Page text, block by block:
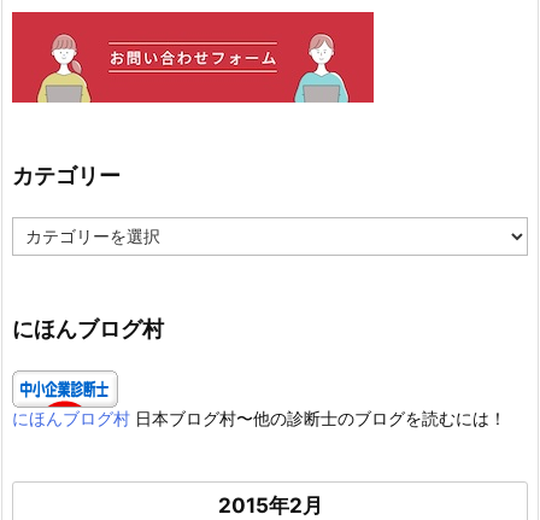
カテゴリー
テ
ー
にほんブログ村
にほんブログ村 日本ブログ村〜他の診断士のブログを読むには！
2015年2月